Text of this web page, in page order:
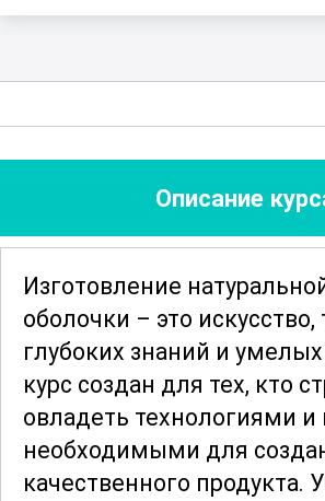
Описание
Изготовление
оболочки – это
глубоких знаний и умелых
курс создан для тех, кто
овладеть технологиями
необходимыми для
качественного продукта.